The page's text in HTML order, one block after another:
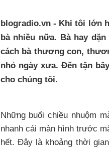
blogradio.vn - Khi tôi lớn
bà nhiều nữa. Bà hay
cách bà thương con,
nhỏ ngày xưa. Đến tận
cho chúng tôi.
Những buổi chiều nhuộm
nhanh cái màn hình trước
hết. Đây là khoảng thời